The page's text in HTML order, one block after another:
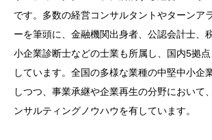
です。多数の経営コンサルタントやターンア
ーを筆頭に、金融機関出身者、公認会計士、
小企業診断士などの士業も所属し、国内5拠
しています。全国の多様な業種の中堅中小企
しつつ、事業承継や企業再生の分野において
ンサルティングノウハウを有しています。